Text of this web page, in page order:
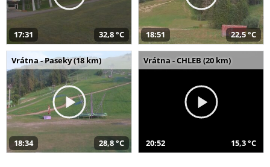
17:31 32,8 °C 18:51 22,5 °C
Vrátna - Paseky (18 km)
18:34 28,8 °C
Vrátna - CHLEB (20 km)
20:52 15,3 °C